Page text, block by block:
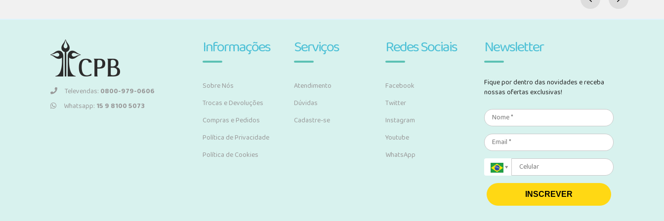
Televendas: 0800-979-0606
Whatsapp: 15 9 8100 5073
Informações
Sobre Nós
Trocas e Devoluções
Compras e Pedidos
Política de Privacidade
Política de Cookies
Serviços
Atendimento
Dúvidas
Cadastre-se
Redes Sociais
Facebook
Twitter
Instagram
Youtube
WhatsApp
Newsletter
Fique por dentro das novidades e receba
nossas ofertas exclusivas!
INSCREVER